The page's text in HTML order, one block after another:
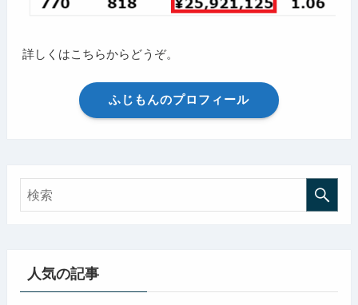
詳しくはこちらからどうぞ。
ふじもんのプロフィール
人気の記事